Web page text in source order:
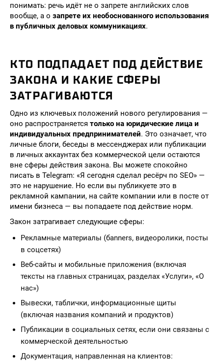
понимать: речь идёт не о запрете английских слов
вообще, а о запрете их необоснованного использования
в публичных деловых коммуникациях.
КТО ПОДПАДАЕТ ПОД ДЕЙСТВИЕ
ЗАКОНА И КАКИЕ СФЕРЫ
ЗАТРАГИВАЮТСЯ
Одно из ключевых положений нового регулирования —
оно распространяется только на юридические лица и
индивидуальных предпринимателей. Это означает, что
личные блоги, беседы в мессенджерах или публикации
в личных аккаунтах без коммерческой цели остаются
вне сферы действия закона. Вы можете спокойно
писать в Telegram: «Я сегодня сделал ресёрч по SEO» —
это не нарушение. Но если вы публикуете это в
рекламной кампании, на сайте компании или в посте от
имени бизнеса — вы попадаете под действие норм.
Закон затрагивает следующие сферы:
Рекламные материалы (бanners, видеоролики, посты
в соцсетях)
Веб-сайты и мобильные приложения (включая
тексты на главных страницах, разделах «Услуги», «О
нас»)
Вывески, таблички, информационные щиты
(включая названия компаний и продуктов)
Публикации в социальных сетях, если они связаны с
коммерческой деятельностью
Документация, направленная на клиентов: